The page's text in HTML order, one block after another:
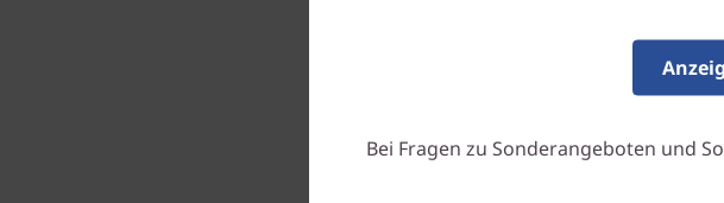
Bei Fragen zu Sonderangeboten und